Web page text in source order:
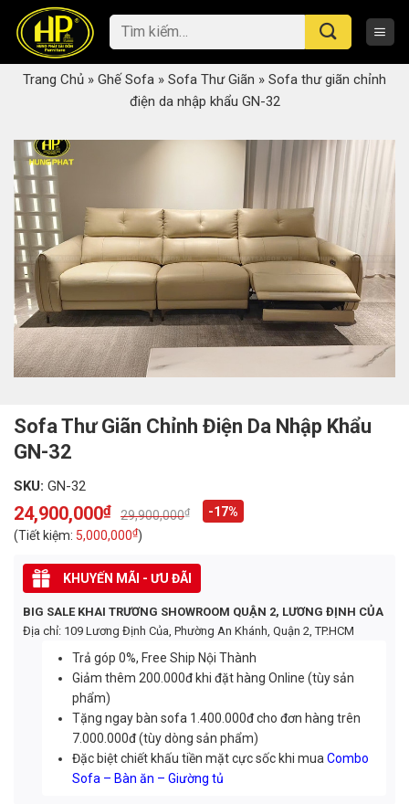
content
Tìm
kiếm:
Trang Chủ » Ghế Sofa » Sofa Thư Giãn » Sofa thư giãn chỉnh
điện da nhập khẩu GN-32
Sofa Thư Giãn Chỉnh Điện Da Nhập Khẩu
GN-32
SKU: GN-32
29,900,000₫
Original
price
was:
29,900,000₫.
24,900,000₫
Current
price
is:
24,900,000₫.
-17%
(Tiết kiệm: 5,000,000₫)
KHUYẾN MÃI - ƯU ĐÃI
BIG SALE KHAI TRƯƠNG SHOWROOM QUẬN 2, LƯƠNG ĐỊNH CỦA
Địa chỉ: 109 Lương Định Của, Phường An Khánh, Quận 2, TP.HCM
Trả góp 0%, Free Ship Nội Thành
Giảm thêm 200.000đ khi đặt hàng Online (tùy sản
phẩm)
Tặng ngay bàn sofa 1.400.000đ cho đơn hàng trên
7.000.000đ (tùy dòng sản phẩm)
Đặc biệt chiết khấu tiền mặt cực sốc khi muaCombo
Sofa – Bàn ăn – Giường tủ